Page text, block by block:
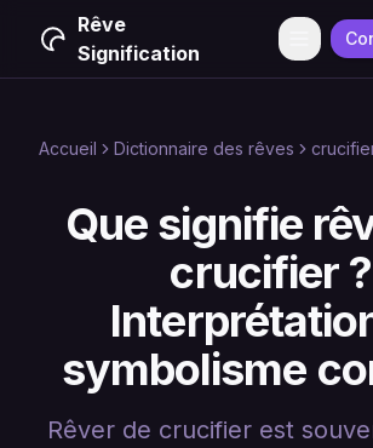
Rêve
Signification
Menu
Accueil Dictionnaire des rêves
Que signifie
crucifier ?
symbolisme
Rêver de crucifier est